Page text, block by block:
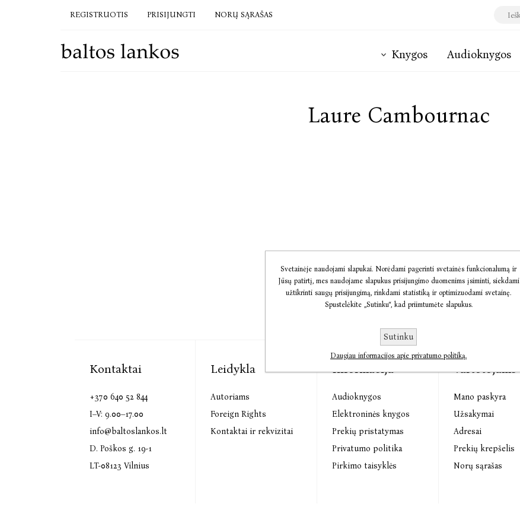
REGISTRUOTIS PRISIJUNGTI NORŲ SĄRAŠAS
Knygos Audioknygos
Laure Cambournac
Kontaktai
+370 640 52 844
I–V: 9.00–17.00
info@baltoslankos.lt
D. Poškos g. 19-1
LT-08123 Vilnius
Leidykla
Autoriams
Foreign Rights
Kontaktai ir rekvizitai
Informacija
Audioknygos
Elektroninės knygos
Prekių pristatymas
Privatumo politika
Pirkimo taisyklės
Vartotojams
Mano paskyra
Užsakymai
Adresai
Prekių krepšelis
Norų sąrašas
Svetainėje naudojami slapukai. Norėdami pagerinti svetainės funkcionalumą ir
Jūsų patirtį, mes naudojame slapukus prisijungimo duomenims įsiminti, siekdami
užtikrinti saugų prisijungimą, rinkdami statistiką ir optimizuodami svetainę.
Spustelėkite „Sutinku“, kad priimtumėte slapukus.
Sutinku
Daugiau informacijos apie privatumo politiką.